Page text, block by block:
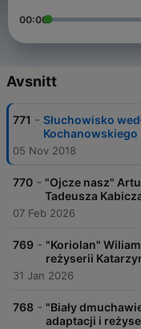
00:00
Avsnitt
771 - Słuchowisko
Kochanowskiego
05 Nov 2018
770 - "Ojcze nasz"
Tadeusza
07 Feb 2026
769 - "Koriolan"
reżyserii
31 Jan 2026
768 - "Biały
adaptacji i